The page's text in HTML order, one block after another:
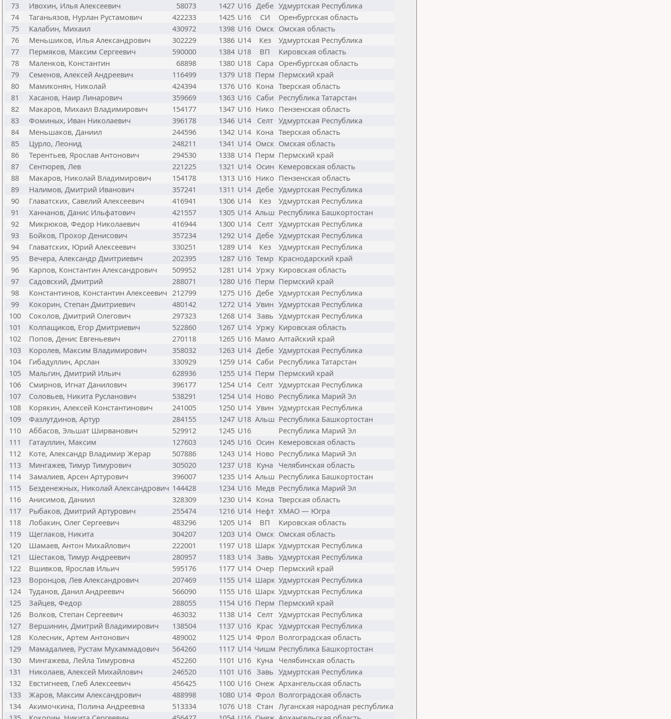
73
Ивохин, Илья Алексеевич 58073 1427 U16 Дебе Удмуртская Республика
74
Таганьязов, Нурлан Рустамович 422233 1425 U16 СИ
Оренбургская область
75
Калабин, Михаил 430972 1398 U16 Омск Омская область
76
Меньшиков, Илья Александрович 302229 1386 U14 Кез
Удмуртская Республика
77
Пермяков, Максим Сергеевич 590000 1384 U18 ВП
Кировская область
78
Маленков, Константин 68898 1380 U18 Сара Оренбургская область
79
Семенов, Алексей Андреевич 116499 1379 U18 Перм Пермский край
80
Мамиконян, Николай 424394 1376 U16 Кона Тверская область
81
Хасанов, Наир Линарович 359669 1363 U16 Саби Республика Татарстан
82
Макаров, Михаил Владимирович 154177 1347 U16 Нико Пензенская область
83
Фоминых, Иван Николаевич 396178 1346 U14 Селт Удмуртская Республика
84
Меньшаков, Даниил 244596 1342 U14 Кона Тверская область
85
Цурло, Леонид 248211 1341 U14 Омск Омская область
86
Терентьев, Ярослав Антонович 294530 1338 U14 Перм Пермский край
87
Сентюрев, Лев 221225 1321 U14 Осин Кемеровская область
88
Макаров, Николай Владимирович 154178 1313 U16 Нико Пензенская область
89
Налимов, Дмитрий Иванович 357241 1311 U14 Дебе Удмуртская Республика
90
Главатских, Савелий Алексеевич 416941 1306 U14 Кез
Удмуртская Республика
91
Ханнанов, Данис Ильфатович 421557 1305 U14 Альш Республика Башкортостан
92
Микрюков, Федор Николаевич 416944 1300 U14 Селт Удмуртская Республика
93
Бойков, Прохор Денисович 357234 1292 U14 Дебе Удмуртская Республика
94
Главатских, Юрий Алексеевич 330251 1289 U14 Кез
Удмуртская Республика
95
Вечера, Александр Дмитриевич 202395 1287 U16 Темр Краснодарский край
96
Карпов, Константин Александрович 509952 1281 U14 Уржу Кировская область
97
Садовский, Дмитрий 288071 1280 U16 Перм Пермский край
98
Константинов, Константин Алексеевич 212799 1275 U16 Дебе Удмуртская Республика
99
Кокорин, Степан Дмитриевич 480142 1272 U14 Увин Удмуртская Республика
100
Соколов, Дмитрий Олегович 297323 1268 U14 Завь Удмуртская Республика
101
Колпащиков, Егор Дмитриевич 522860 1267 U14 Уржу Кировская область
102
Попов, Денис Евгеньевич 270118 1265 U16 Мамо Алтайский край
103
Королев, Максим Владимирович 358032 1263 U14 Дебе Удмуртская Республика
104
Гибадуллин, Арслан 330929 1259 U14 Саби Республика Татарстан
105
Мальгин, Дмитрий Ильич 628936 1255 U14 Перм Пермский край
106
Смирнов, Игнат Данилович 396177 1254 U14 Селт Удмуртская Республика
107
Соловьев, Никита Русланович 538291 1254 U14 Ново Республика Марий Эл
108
Корякин, Алексей Константинович 241005 1250 U14 Увин Удмуртская Республика
109
Фазлутдинов, Артур 284155 1247 U18 Альш Республика Башкортостан
110
Аббасов, Эльшат Ширванович 529912 1245 U16
Республика Марий Эл
111
Гатауллин, Максим 127603 1245 U16 Осин Кемеровская область
112
Коте, Александр Владимир Жерар 507886 1243 U14 Ново Республика Марий Эл
113
Мингажев, Тимур Тимурович 305020 1237 U18 Куна
Челябинская область
114
Замалиев, Арсен Артурович 396007 1235 U14 Альш Республика Башкортостан
115
Безденежных, Николай Александрович 144428 1234 U16 Медв Республика Марий Эл
116
Анисимов, Даниил 328309 1230 U14 Кона Тверская область
117
Рыбаков, Дмитрий Артурович 255474 1216 U14 Нефт ХМАО — Югра
118
Лобакин, Олег Сергеевич 483296 1205 U14 ВП
Кировская область
119
Щеглаков, Никита 304207 1203 U14 Омск Омская область
120
Шамаев, Антон Михайлович 222001 1197 U18 Шарк Удмуртская Республика
121
Шестаков, Тимур Андреевич 280957 1183 U14 Завь Удмуртская Республика
122
Вшивков, Ярослав Ильич 595176 1177 U14 Очер Пермский край
123
Воронцов, Лев Александрович 207469 1155 U14 Шарк Удмуртская Республика
124
Туданов, Данил Андреевич 566090 1155 U16 Шарк Удмуртская Республика
125
Зайцев, Федор 288055 1154 U16 Перм Пермский край
126
Волков, Степан Сергеевич 463032 1138 U14 Селт Удмуртская Республика
127
Вершинин, Дмитрий Владимирович 138504 1137 U16 Крас Удмуртская Республика
128
Колесник, Артем Антонович 489002 1125 U14 Фрол Волгоградская область
129
Мамадалиев, Рустам Мухаммадович 564260 1117 U14 Чишм Республика Башкортостан
130
Мингажева, Лейла Тимуровна 452260 1101 U16 Куна
Челябинская область
131
Николаев, Алексей Михайлович 246520 1101 U16 Завь Удмуртская Республика
132
Евстигнеев, Глеб Алексеевич 456425 1100 U16 Онеж Архангельская область
133
Жаров, Максим Александрович 488998 1080 U14 Фрол Волгоградская область
134
Акимочкина, Полина Андреевна 513334 1076 U18 Стан Луганская народная республика